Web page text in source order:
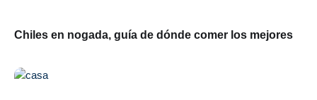
Chiles en nogada, guía de dónde comer los mejores